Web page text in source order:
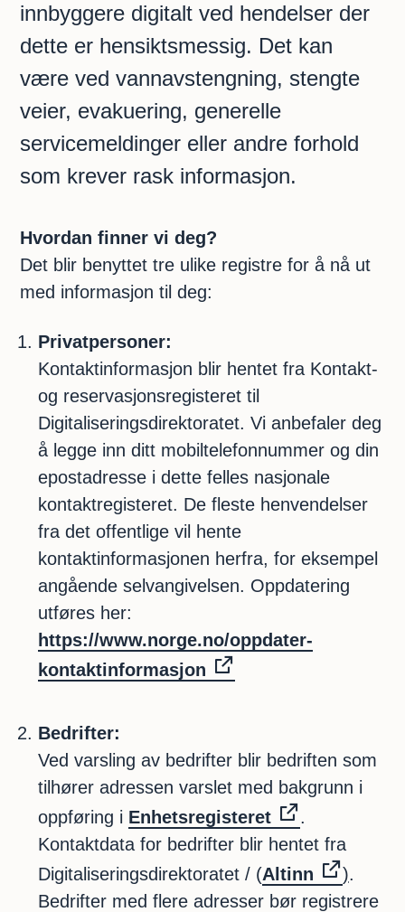
innbyggere digitalt ved hendelser der
dette er hensiktsmessig. Det kan
være ved vannavstengning, stengte
veier, evakuering, generelle
servicemeldinger eller andre forhold
som krever rask informasjon.
Hvordan finner vi deg?
Det blir benyttet tre ulike registre for å nå ut
med informasjon til deg:
Privatpersoner:
Kontaktinformasjon blir hentet fra Kontakt-
og reservasjonsregisteret til
Digitaliseringsdirektoratet. Vi anbefaler deg
å legge inn ditt mobiltelefonnummer og din
epostadresse i dette felles nasjonale
kontaktregisteret. De fleste henvendelser
fra det offentlige vil hente
kontaktinformasjonen herfra, for eksempel
angående selvangivelsen. Oppdatering
utføres her:
https://www.norge.no/oppdater-
kontaktinformasjon
Bedrifter:
Ved varsling av bedrifter blir bedriften som
tilhører adressen varslet med bakgrunn i
oppføring i Enhetsregisteret
.
Kontaktdata for bedrifter blir hentet fra
Digitaliseringsdirektoratet / (Altinn ).
Bedrifter med flere adresser bør registrere